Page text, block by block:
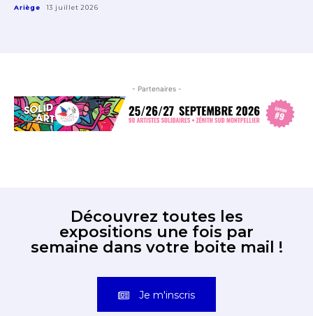
Ariège 13 juillet 2026
- Partenaires -
Découvrez toutes les
expositions une fois par
semaine dans votre boite mail !
Je m'inscris